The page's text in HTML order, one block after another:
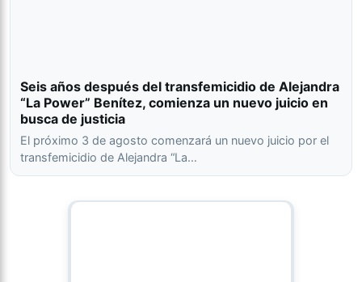
Seis años después del transfemicidio de Alejandra
“La Power” Benítez, comienza un nuevo juicio en
busca de justicia
El próximo 3 de agosto comenzará un nuevo juicio por el
transfemicidio de Alejandra “La…